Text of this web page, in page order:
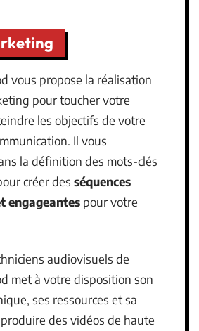
vous propose la réalisation
pour toucher votre
les objectifs de votre
Il vous
la définition des mots-clés
créer des séquences
engageantes pour votre
audiovisuels de
met à votre disposition son
ses ressources et sa
des vidéos de haute